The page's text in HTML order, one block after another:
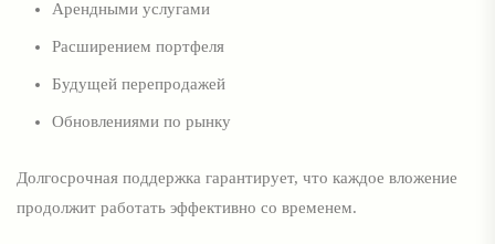
Арендными услугами
Расширением портфеля
Будущей перепродажей
Обновлениями по рынку
Долгосрочная поддержка гарантирует, что каждое вложение
продолжит работать эффективно со временем.